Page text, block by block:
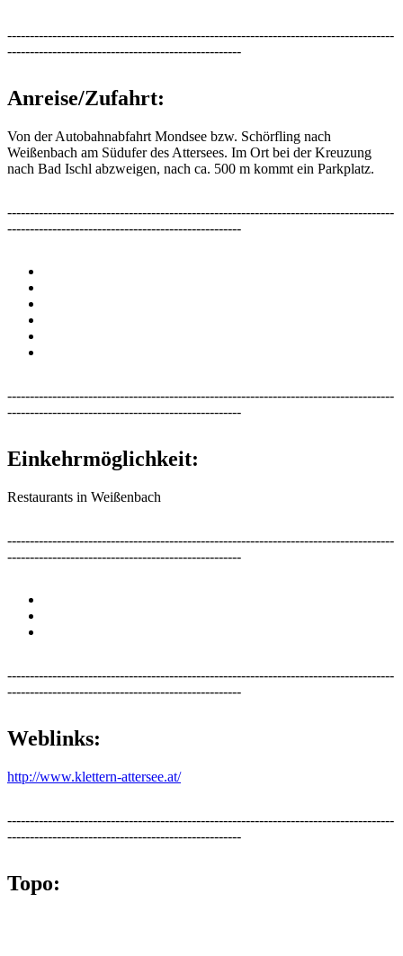
--------------------------------------------------------------------------------------
----------------------------------------------------
Anreise/Zufahrt:
Von der Autobahnabfahrt Mondsee bzw. Schörfling nach
Weißenbach am Südufer des Attersees. Im Ort bei der Kreuzung
nach Bad Ischl abzweigen, nach ca. 500 m kommt ein Parkplatz.
--------------------------------------------------------------------------------------
----------------------------------------------------
--------------------------------------------------------------------------------------
----------------------------------------------------
Einkehrmöglichkeit:
Restaurants in Weißenbach
--------------------------------------------------------------------------------------
----------------------------------------------------
--------------------------------------------------------------------------------------
----------------------------------------------------
Weblinks:
http://www.klettern-attersee.at/
--------------------------------------------------------------------------------------
----------------------------------------------------
Topo: